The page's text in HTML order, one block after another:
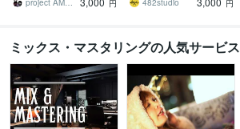
project AMBIVALENCE
円
482studio
円
ミックス・マスタリングの人気サービス